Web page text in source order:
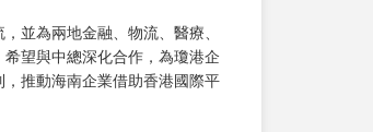
並為兩地金融、物流、醫療、
望與中總深化合作，為瓊港企
推動海南企業借助香港國際平